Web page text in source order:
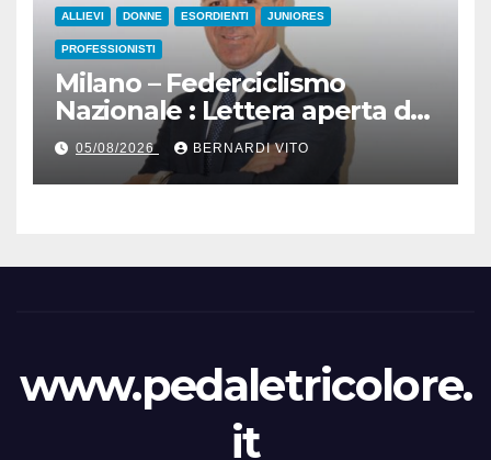
ALLIEVI DONNE ESORDIENTI JUNIORES
PROFESSIONISTI
Milano – Federciclismo
Nazionale : Lettera aperta del
Presidente Cordiano
Dagnoni
05/08/2026 BERNARDI VITO
www.pedaletricolore.
it